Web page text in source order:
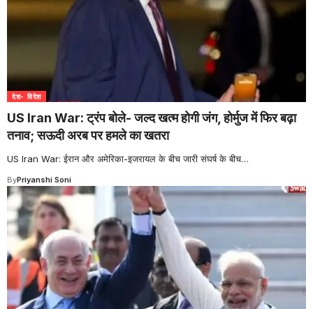
देश- विदेश
US Iran War: ट्रंप बोले- जल्द खत्म होगी जंग, होर्मुज में फिर बढ़ा
तनाव; सऊदी अरब पर हमले का खतरा
US Iran War: ईरान और अमेरिका-इजरायल के बीच जारी संघर्ष के बीच…
ByPriyanshi Soni